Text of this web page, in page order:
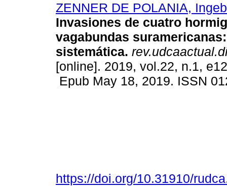
ZENNER DE POLANIA,
Invasiones de cuatro
vagabundas
sistemática.
[online]. 2019, vol.22, n.1,
Epub May 18, 2019. ISSN
https://doi.org/10.31910/